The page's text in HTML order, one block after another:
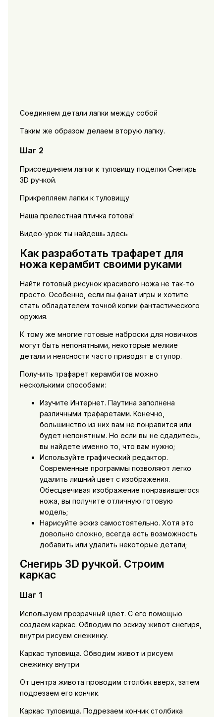
Соединяем детали лапки между собой
Таким же образом делаем вторую лапку.
Шаг 2
Присоединяем лапки к туловищу поделки Снегирь
3D ручкой.
Прикрепляем лапки к туловищу
Наша прелестная птичка готова!
Видео-урок ты найдешь здесь
Как разработать трафарет для
ножа керамбит своими руками
Найти готовый рисунок красивого ножа не так-то
просто. Особенно, если вы фанат игры и хотите
стать обладателем точной копии фантастического
оружия.
К тому же многие готовые наброски для новичков
могут быть непонятными, некоторые мелкие
детали и неясности часто приводят в ступор.
Получить трафарет керамбитов можно
несколькими способами:
Изучите Интернет. Паутина заполнена
различными трафаретами. Конечно,
большинство из них вам не понравится или
будет непонятным. Но если вы не сдадитесь,
вы найдете именно то, что вам нужно;
Используйте графический редактор.
Современные программы позволяют легко
удалить лишний цвет с изображения.
Обесцвечивая изображение понравившегося
ножа, вы получите отличную готовую
модель;
Нарисуйте эскиз самостоятельно. Хотя это
довольно сложно, всегда есть возможность
добавить или удалить некоторые детали;
Снегирь 3D ручкой. Строим
каркас
Шаг 1
Используем прозрачный цвет. С его помощью
создаем каркас. Обводим по эскизу живот снегиря,
внутри рисуем снежинку.
Каркас туловища. Обводим живот и рисуем
снежинку внутри
От центра живота проводим столбик вверх, затем
подрезаем его кончик.
Каркас туловища. Подрезаем кончик столбика